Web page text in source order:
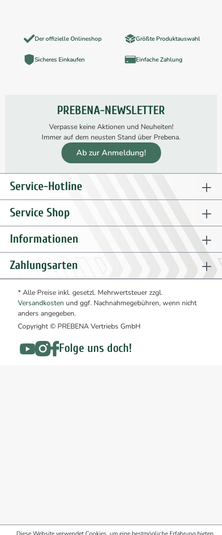
Der offizielle Onlineshop Größte Produktauswahl
Sicheres Einkaufen Einfache Zahlung
PREBENA-NEWSLETTER
Verpasse keine Aktionen und Neuheiten!
Immer auf dem neusten Stand über Prebena.
Ab zur Anmeldung!
Service-Hotline
Service Shop
Informationen
Zahlungsarten
* Alle Preise inkl. gesetzl. Mehrwertsteuer zzgl.
Versandkosten und ggf. Nachnahmegebühren, wenn nicht
anders angegeben.
Copyright © PREBENA Vertriebs GmbH
Folge uns doch!